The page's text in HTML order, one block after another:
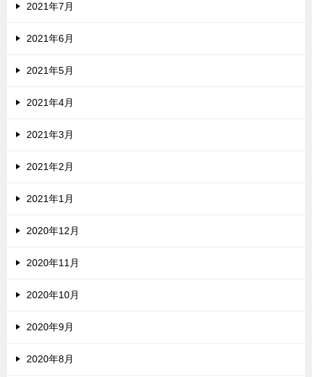
2021年7月
2021年6月
2021年5月
2021年4月
2021年3月
2021年2月
2021年1月
2020年12月
2020年11月
2020年10月
2020年9月
2020年8月